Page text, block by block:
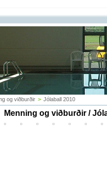
og viðburðir > Jólaball 2010
Menning og viðburðir /